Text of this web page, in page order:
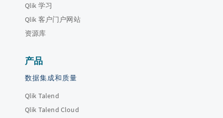
Qlik 学习
Qlik 客户门户网站
资源库
产品
数据集成和质量
Qlik Talend
Qlik Talend Cloud